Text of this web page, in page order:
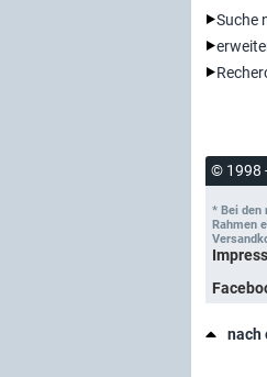
Suche
© 1998
* Bei den
Rahmen
nach